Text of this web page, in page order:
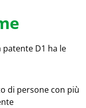
patente D1 ha le
di persone con più